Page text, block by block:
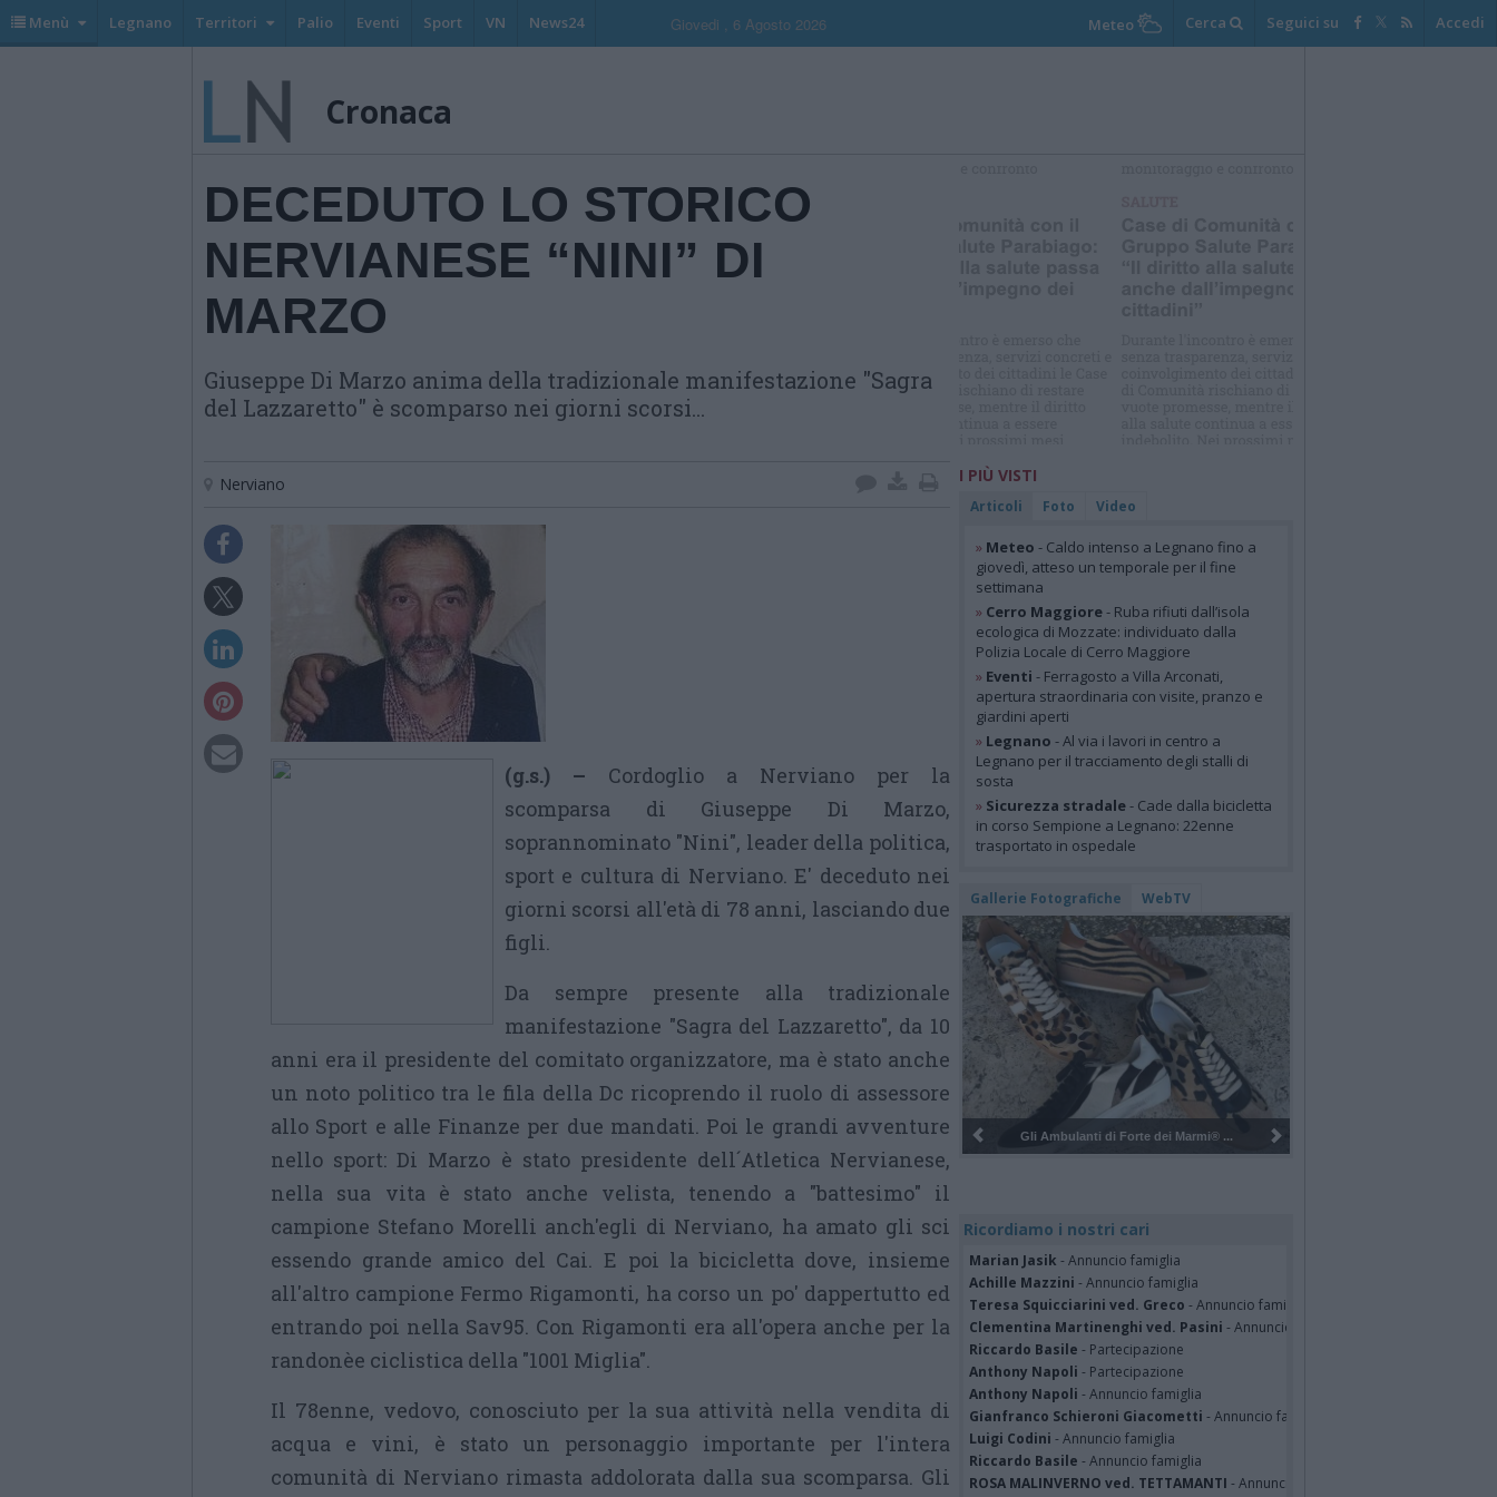
Menù Legnano Territori Palio Eventi Sport VN News24 Giovedi , 6 Agosto 2026 Meteo Cerca Seguici su Accedi
Cronaca
DECEDUTO LO STORICO
NERVIANESE “NINI” DI
MARZO
Giuseppe Di Marzo anima della tradizionale manifestazione "Sagra
del Lazzaretto" è scomparso nei giorni scorsi...
Nerviano
(g.s.) – Cordoglio a Nerviano per la
scomparsa di Giuseppe Di Marzo,
soprannominato "Nini", leader della politica,
sport e cultura di Nerviano. E' deceduto nei
giorni scorsi all'età di 78 anni, lasciando due
figli.
Da sempre presente alla tradizionale
manifestazione "Sagra del Lazzaretto", da 10
anni era il presidente del comitato organizzatore, ma è stato anche
un noto politico tra le fila della Dc ricoprendo il ruolo di assessore
allo Sport e alle Finanze per due mandati. Poi le grandi avventure
nello sport: Di Marzo è stato presidente dell´Atletica Nervianese,
nella sua vita è stato anche velista, tenendo a "battesimo" il
campione Stefano Morelli anch'egli di Nerviano, ha amato gli sci
essendo grande amico del Cai. E poi la bicicletta dove, insieme
all'altro campione Fermo Rigamonti, ha corso un po' dappertutto ed
entrando poi nella Sav95. Con Rigamonti era all'opera anche per la
randonèe ciclistica della "1001 Miglia".
Il 78enne, vedovo, conosciuto per la sua attività nella vendita di
acqua e vini, è stato un personaggio importante per l'intera
comunità di Nerviano rimasta addolorata dalla sua scomparsa. Gli
I PIÙ VISTI
Articoli Foto Video
» Meteo - Caldo intenso a Legnano fino a
giovedì, atteso un temporale per il fine
settimana
» Cerro Maggiore- Ruba rifiuti dall’isola
ecologica di Mozzate: individuato dalla
Polizia Locale di Cerro Maggiore
» Eventi - Ferragosto a Villa Arconati,
apertura straordinaria con visite, pranzo e
giardini aperti
» Legnano - Al via i lavori in centro a
Legnano per il tracciamento degli stalli di
sosta
» Sicurezza stradale- Cade dalla bicicletta
in corso Sempione a Legnano: 22enne
trasportato in ospedale
Gallerie Fotografiche WebTV
Gli Ambulanti di Forte dei Marmi® ... Pulizia del bosco del Rugareto a ...
Ricordiamo i nostri cari
Marian Jasik - Annuncio famiglia
Achille Mazzini - Annuncio famiglia
Teresa Squicciarini ved. Greco - Annuncio famiglia
Clementina Martinenghi ved. Pasini - Annuncio famiglia
Riccardo Basile - Partecipazione
Anthony Napoli - Partecipazione
Anthony Napoli - Annuncio famiglia
Gianfranco Schieroni Giacometti - Annuncio famiglia
Luigi Codini - Annuncio famiglia
Riccardo Basile - Annuncio famiglia
ROSA MALINVERNO ved. TETTAMANTI - Annuncio famiglia